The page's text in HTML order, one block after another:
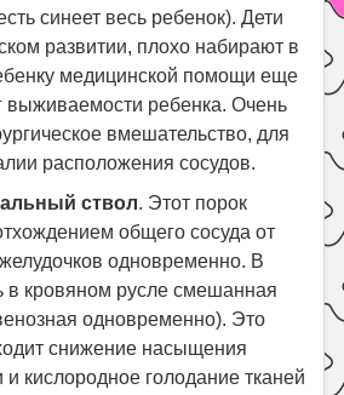
синеет весь ребенок). Дети
развитии, плохо набирают в
медицинской помощи еще
выживаемости ребенка. Очень
вмешательство, для
расположения сосудов.
ствол. Этот порок
общего сосуда от
одновременно. В
в кровяном русле смешанная
одновременно). Это
снижение насыщения
кислородное голодание тканей